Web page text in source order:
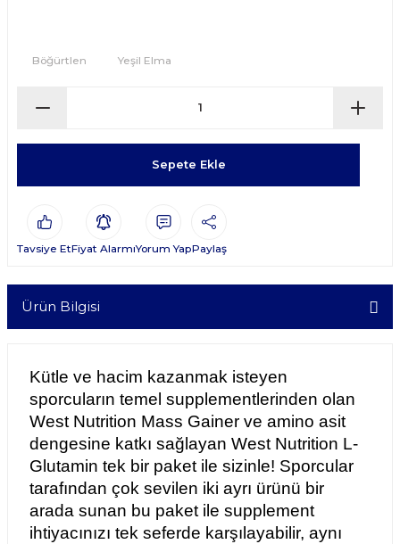
Sepete Ekle
Tavsiye EtFiyat AlarmıYorum YapPaylaş
Ürün Bilgisi
Kütle ve hacim kazanmak isteyen
sporcuların temel supplementlerinden olan
West Nutrition Mass Gainer ve amino asit
dengesine katkı sağlayan West Nutrition L-
Glutamin tek bir paket ile sizinle! Sporcular
tarafından çok sevilen iki ayrı ürünü bir
arada sunan bu paket ile supplement
ihtiyacınızı tek seferde karşılayabilir, aynı